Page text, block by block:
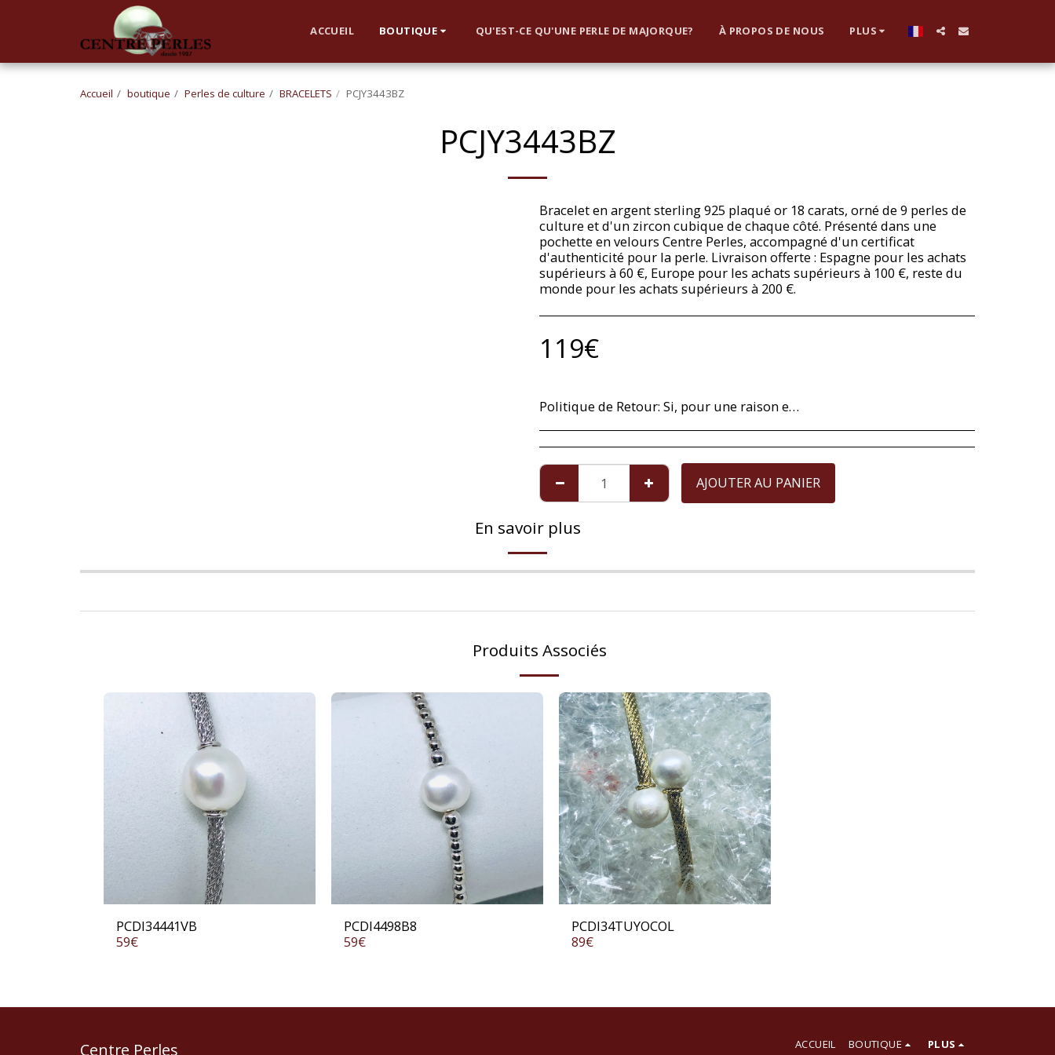
ACCUEIL BOUTIQUE QU'EST-CE QU'UNE PERLE DE MAJORQUE? À PROPOS DE NOUS PLUS
Accueil boutique Perles de culture BRACELETS PCJY3443BZ
PCJY3443BZ
Bracelet en argent sterling 925 plaqué or 18 carats, orné de 9 perles de
culture et d'un zircon cubique de chaque côté. Présenté dans une
pochette en velours Centre Perles, accompagné d'un certificat
d'authenticité pour la perle. Livraison offerte : Espagne pour les achats
supérieurs à 60 €, Europe pour les achats supérieurs à 100 €, reste du
monde pour les achats supérieurs à 200 €.
119€
Politique de Retour: Si, pour une raison exceptionnelle vous n'êtes pas satisfait(e) avec l'article que nous vous avons envoyé, vous avez 14 jours á compter du moment de réception pour le rendre. Imperfections sur les perles de culture ne sont pas un motif valable de dévolution, car celles-ci sont totalement naturelles et il n'est pas possible de les travailler en les rendant rondes et parfaites. Pour la perle de Majorque qui vient avec sa garantie internationale de 10 ans, la garantie couvre tous défauts de fabrication exclusivement de la perle, toute fois qu'elle aie été correctement soignée. Le remboursement , quand cela procède, se fera au travers du même moyen de payement que vous avez utiliser au moment de l'achat.
AJOUTER AU PANIER
En savoir plus
Produits Associés
PCDI34441VB
59€
PCDI4498B8
59€
PCDI34TUYOCOL
89€
Centre Perles ACCUEIL BOUTIQUE PLUS